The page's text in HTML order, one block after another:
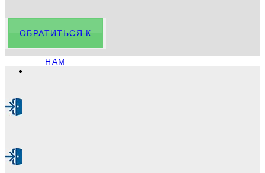
ОБРАТИТЬСЯ К
НАМ